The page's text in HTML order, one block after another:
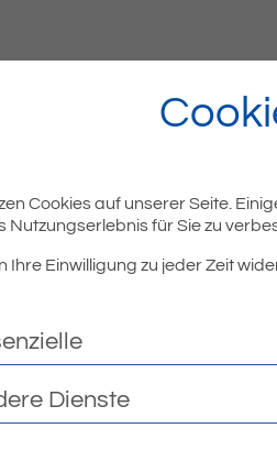
Veröffentlicht
25.06.2026
ALLGEMEIN
Cookies auf unserer Seite.
Nutzungserlebnis für Sie zu
Ihre Einwilligung zu jeder Zeit
DiensteDienste